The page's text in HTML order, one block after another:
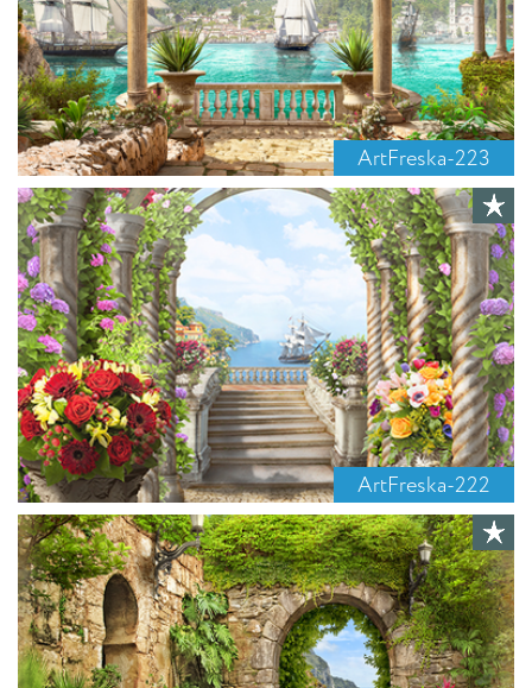
ArtFreska-223
ArtFreska-222